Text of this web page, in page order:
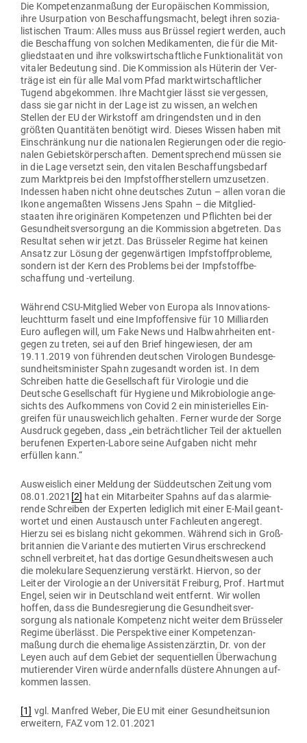
Die Kom­pe­tenz­an­maßung der Euro­päi­schen Kom­mission,
ihre Usur­pation von Beschaf­fungs­macht, belegt ihren sozia­
lis­ti­schen Traum: Alles muss aus Brüssel regiert werden, auch
die Beschaffung von solchen Medi­ka­menten, die für die Mit­
glied­staaten und ihre volks­wirt­schaft­liche Funk­tio­na­lität von
vitaler Bedeutung sind. Die Kom­mission als Hüterin der Ver­
träge ist ein für alle Mal vom Pfad markt­wirt­schaft­licher
Tugend abge­kommen. Ihre Machtgier lässt sie ver­gessen,
dass sie gar nicht in der Lage ist zu wissen, an welchen
Stellen der EU der Wirk­stoff am drin­gendsten und in den
größten Quan­ti­täten benötigt wird. Dieses Wissen haben mit
Ein­schränkung nur die natio­nalen Regie­rungen oder die regio­
nalen Gebiets­kör­per­schaften. Dem­entspre­chend müssen sie
in die Lage ver­setzt sein, den vitalen Beschaf­fungs­bedarf
zum Markt­preis bei den Impf­stoff­her­stellern umzu­setzen.
Indessen haben nicht ohne deut­sches Zutun – allen voran die
Ikone ange­maßten Wissens Jens Spahn – die Mit­glied­
staaten ihre ori­gi­nären Kom­pe­tenzen und Pflichten bei der
Gesund­heits­ver­sorgung an die Kom­mission abge­treten. Das
Resultat sehen wir jetzt. Das Brüs­seler Regime hat keinen
Ansatz zur Lösung der gegen­wär­tigen Impf­stoff­pro­bleme,
sondern ist der Kern des Pro­blems bei der Impf­stoff­be­
schaffung und ‑ver­teilung.
Während CSU-Mit­glied Weber von Europa als Inno­va­ti­ons­
leuchtturm faselt und eine Impf­of­fensive für 10 Mil­li­arden
Euro auf­legen will, um Fake News und Halb­wahr­heiten ent­
gegen zu treten, sei auf den Brief hin­ge­wiesen, der am
19.11.2019 von füh­renden deut­schen Viro­logen Bun­des­ge­
sund­heits­mi­nister Spahn zuge­sandt worden ist. In dem
Schreiben hatte die Gesell­schaft für Viro­logie und die
Deutsche Gesell­schaft für Hygiene und Mikro­bio­logie ange­
sichts des Auf­kommens von Covid 2 ein minis­te­ri­elles Ein­
greifen für unaus­weichlich gehalten. Ferner wurde der Sorge
Aus­druck gegeben, dass „ein beträcht­licher Teil der aktu­ellen
beru­fenen Experten-Labore seine Auf­gaben nicht mehr
erfüllen kann.“
Aus­weislich einer Meldung der Süd­deut­schen Zeitung vom
08.01.2021 [2] hat ein Mit­ar­beiter Spahns auf das alar­mie­
rende Schreiben der Experten lediglich mit einer E‑Mail geant­
wortet und einen Aus­tausch unter Fach­leuten angeregt.
Hierzu sei es bislang nicht gekommen. Während sich in Groß­
bri­tannien die Variante des mutierten Virus erschre­ckend
schnell ver­breitet, hat das dortige Gesund­heits­wesen auch
die mole­kulare Sequen­zierung ver­stärkt. Hiervon, so der
Leiter der Viro­logie an der Uni­ver­sität Freiburg, Prof. Hartmut
Engel, seien wir in Deutschland weit ent­fernt. Wir wollen
hoffen, dass die Bun­des­re­gierung die Gesund­heits­ver­
sorgung als nationale Kom­petenz nicht weiter dem Brüs­seler
Regime über­lässt. Die Per­spektive einer Kom­pe­tenz­an­
maßung durch die ehe­malige Assis­tenz­ärztin, Dr. von der
Leyen auch auf dem Gebiet der sequen­ti­ellen Über­wa­chung
mutie­render Viren würde andern­falls düstere Ahnungen auf­
kommen lassen.
[1] vgl. Manfred Weber, Die EU mit einer Gesund­heits­union
erweitern, FAZ vom 12.01.2021